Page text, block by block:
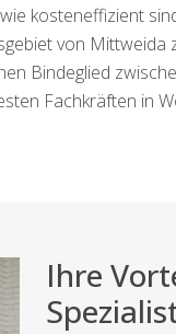
kosteneffizient
von
Bindeglied
Fachkräften in
Ihre